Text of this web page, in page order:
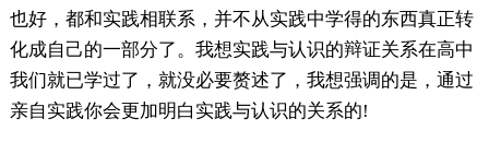
也好，都和实践相联系，并不从实践中学得的东西真正转
化成自己的一部分了。我想实践与认识的辩证关系在高中
我们就已学过了，就没必要赘述了，我想强调的是，通过
亲自实践你会更加明白实践与认识的关系的!